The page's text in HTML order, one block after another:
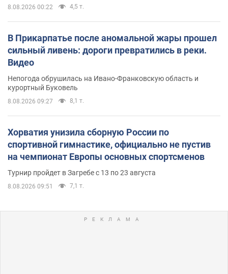
8.08.2026 00:22 4,5 т.
В Прикарпатье после аномальной жары прошел
сильный ливень: дороги превратились в реки.
Видео
Непогода обрушилась на Ивано-Франковскую область и
курортный Буковель
8.08.2026 09:27 8,1 т.
Хорватия унизила сборную России по
спортивной гимнастике, официально не пустив
на чемпионат Европы основных спортсменов
Турнир пройдет в Загребе с 13 по 23 августа
8.08.2026 09:51 7,1 т.